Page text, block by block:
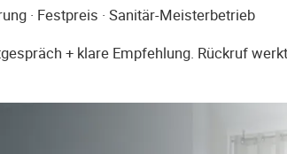
· Festpreis · Sanitär-Meisterbetrieb
+ klare Empfehlung. Rückruf